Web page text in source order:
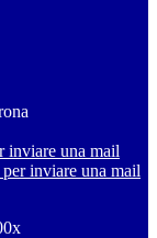
inviare una mail
inviare una mail